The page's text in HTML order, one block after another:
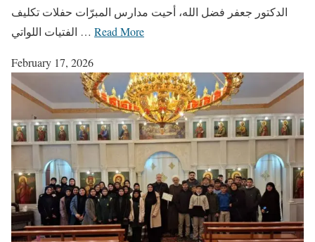
الدكتور جعفر فضل الله، أحيت مدارس المبرّات حفلات تكليف
الفتيات اللواتي … Read More
February 17, 2026